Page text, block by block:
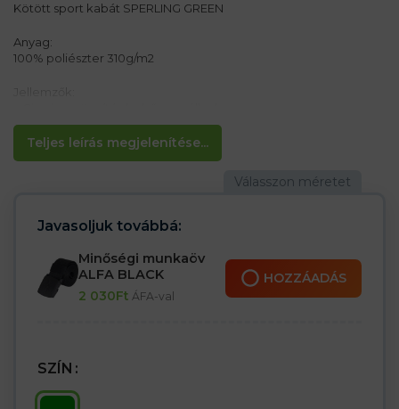
Teljes leírás megjelenítése...
Kötött sport kabát SPERLING GREEN
Anyag:
100% poliészter 310g/m2
– Állógallér
– Zsinóros kapucni
– 2 oldalzseb cipzárral
Javasoljuk továbbá:
Minőségi munkaöv
ALFA BLACK
2 030Ft ÁFA-val
HOZZÁADÁS
SZÍN